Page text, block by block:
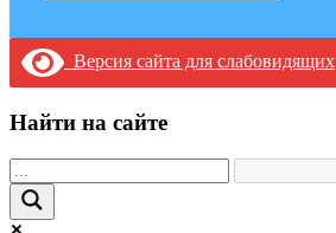
Версия сайта для слабовидящих
Найти на сайте